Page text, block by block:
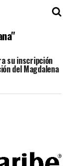
su inscripción
del Magdalena